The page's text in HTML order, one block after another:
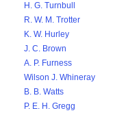
H. G. Turnbull
R. W. M. Trotter
K. W. Hurley
J. C. Brown
A. P. Furness
Wilson J. Whineray
B. B. Watts
P. E. H. Gregg